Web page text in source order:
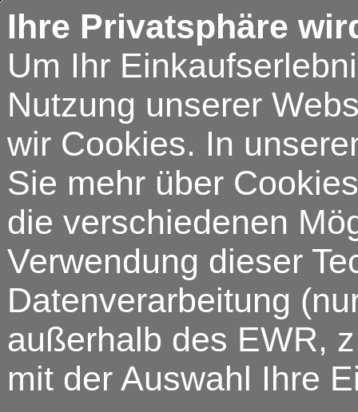
Ihre Privatsphäre
Um Ihr
Nutzung unserer
wir Cookies. In
Sie mehr über
die verschiedenen
Verwendung dieser
Datenverarbeitung
außerhalb des EWR,
mit der Auswahl Ihre